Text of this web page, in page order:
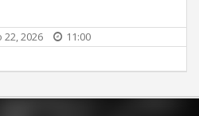
22, 2026 11:00